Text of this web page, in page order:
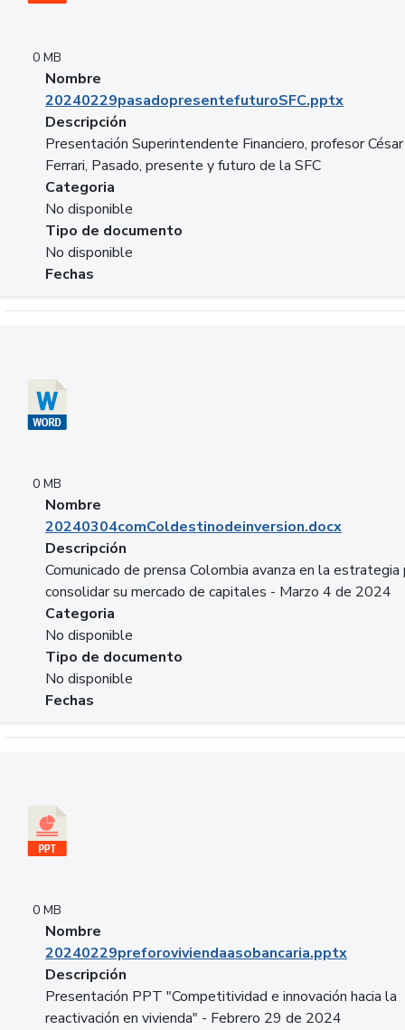
0 MB
Nombre
20240229pasadopresentefuturoSFC.pptx
Descripción
Presentación Superintendente Financiero, profesor César
Ferrari, Pasado, presente y futuro de la SFC
Categoria
No disponible
Tipo de documento
No disponible
Fechas
0 MB
Nombre
20240304comColdestinodeinversion.docx
Descripción
Comunicado de prensa Colombia avanza en la estrategia
consolidar su mercado de capitales - Marzo 4 de 2024
Categoria
No disponible
Tipo de documento
No disponible
Fechas
0 MB
Nombre
20240229preforoviviendaasobancaria.pptx
Descripción
Presentación PPT "Competitividad e innovación hacia la
reactivación en vivienda" - Febrero 29 de 2024